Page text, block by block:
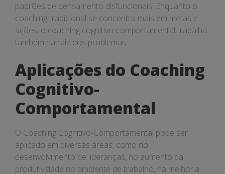
padrões de pensamento disfuncionais. Enquanto o
coaching tradicional se concentra mais em metas e
ações, o coaching cognitivo-comportamental trabalha
também na raiz dos problemas.
Aplicações do Coaching
Cognitivo-
Comportamental
O Coaching Cognitivo-Comportamental pode ser
aplicado em diversas áreas, como no
desenvolvimento de lideranças, no aumento da
produtividade no ambiente de trabalho, na melhoria